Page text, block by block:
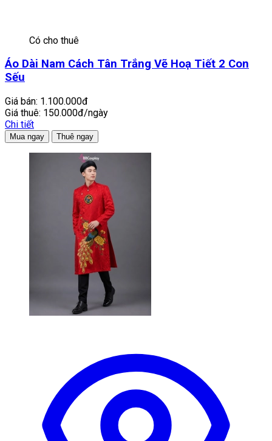
Có cho thuê
Áo Dài Nam Cách Tân Trắng Vẽ Hoạ Tiết 2 Con
Sếu
Giá bán: 1.100.000đ
Giá thuê: 150.000đ/ngày
Chi tiết
Mua ngay Thuê ngay